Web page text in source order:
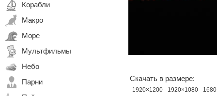
Корабли
Макро
Море
Мультфильмы
Небо
Парни
Скачать в размере:
1920×1200 1920×1080